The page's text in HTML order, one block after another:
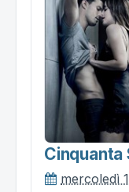
Cinquanta
mercoledì